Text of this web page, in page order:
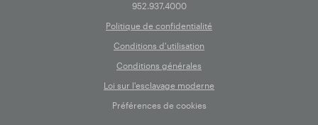
952.937.4000
Politique de confidentialité
Conditions d'utilisation
Conditions générales
Loi sur l'esclavage moderne
Préférences de cookies